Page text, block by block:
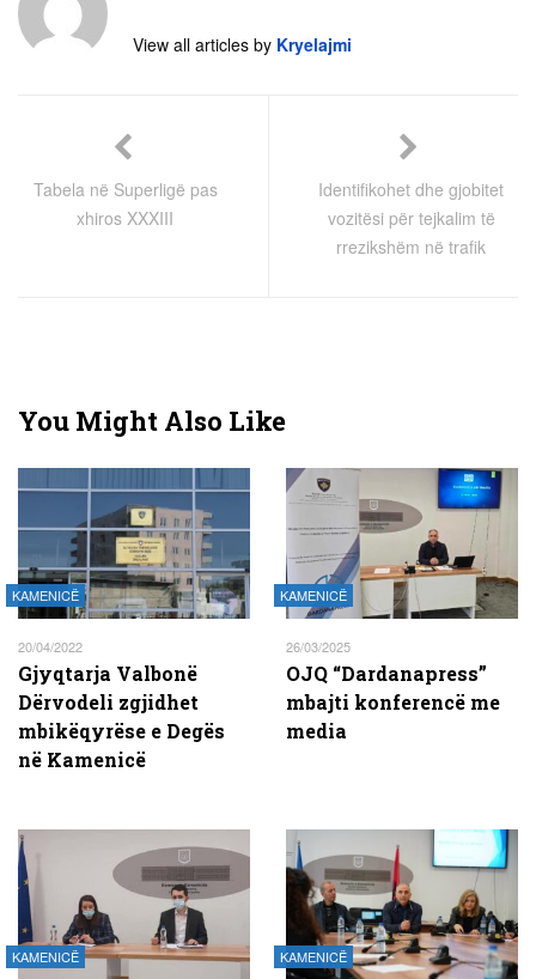
View all articles by Kryelajmi
Tabela në Superligë pas
xhiros XXXIII
Identifikohet dhe gjobitet
vozitësi për tejkalim të
rrezikshëm në trafik
You Might Also Like
KAMENICË
20/04/2022
Gjyqtarja Valbonë
Dërvodeli zgjidhet
mbikëqyrëse e Degës
në Kamenicë
KAMENICË
26/03/2025
OJQ “Dardanapress”
mbajti konferencë me
media
KAMENICË KAMENICË